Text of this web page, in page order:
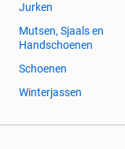
Jurken
Mutsen, Sjaals en
Handschoenen
Schoenen
Winterjassen